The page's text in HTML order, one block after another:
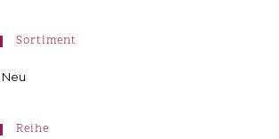
Sortiment
Neu
Reihe